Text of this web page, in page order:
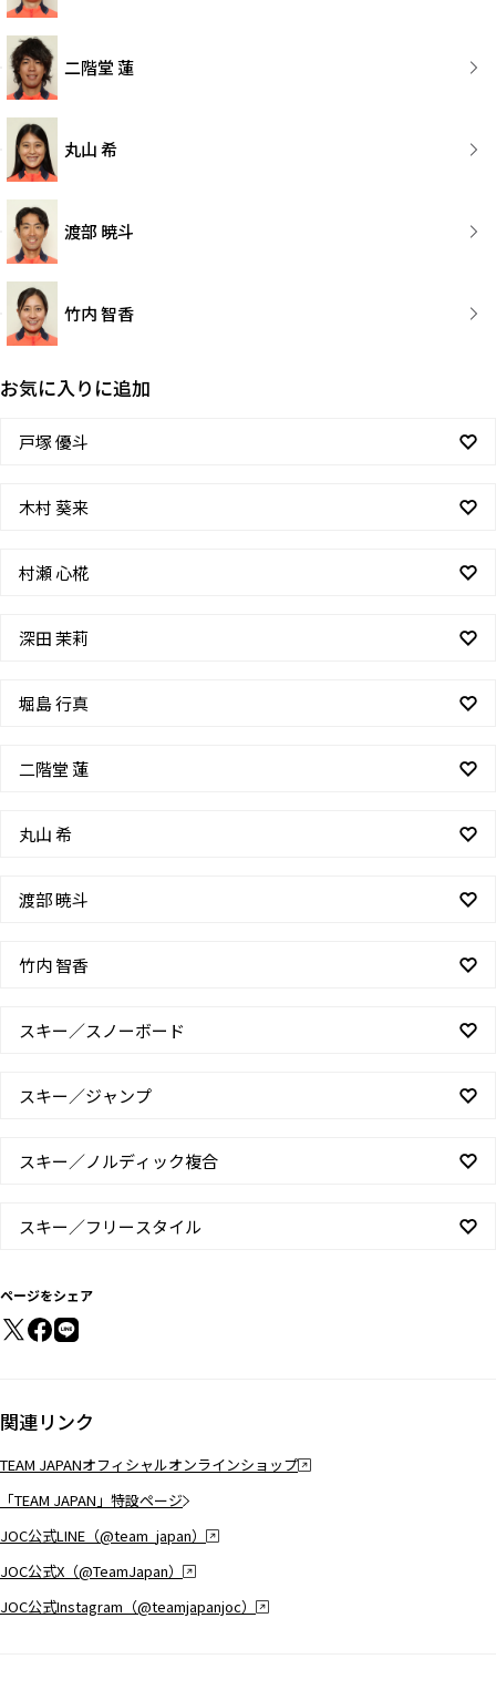
二階堂 蓮
丸山 希
渡部 暁斗
竹内 智香
お気に入りに追加
戸塚 優斗
木村 葵来
村瀬 心椛
深田 茉莉
堀島 行真
二階堂 蓮
丸山 希
渡部 暁斗
竹内 智香
スキー／スノーボード
スキー／ジャンプ
スキー／ノルディック複合
スキー／フリースタイル
ページをシェア
関連リンク
TEAM JAPANオフィシャルオンラインショップ
「TEAM JAPAN」特設ページ
JOC公式LINE（@team_japan）
JOC公式X（@TeamJapan）
JOC公式Instagram（@teamjapanjoc）